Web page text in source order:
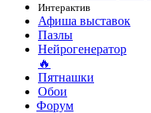
Интерактив
Афиша выставок
Пазлы
Нейрогенератор
🔥
Пятнашки
Обои
Форум